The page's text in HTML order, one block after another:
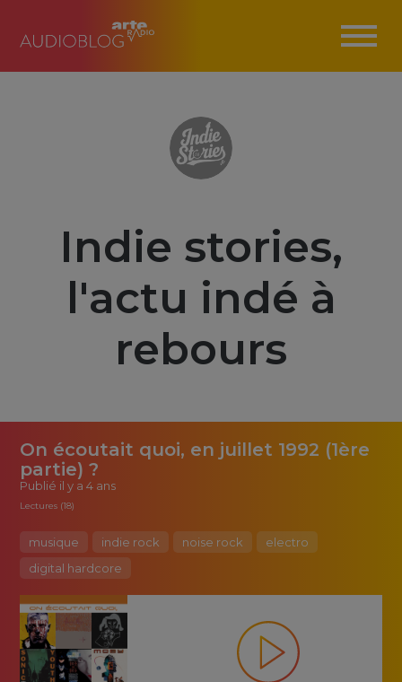
Indie stories,
l'actu indé à
rebours
On écoutait quoi, en juillet 1992 (1ère
partie) ?
Publié il y a 4 ans
Lectures (18)
musique indie rock noise rock
electro
digital hardcore